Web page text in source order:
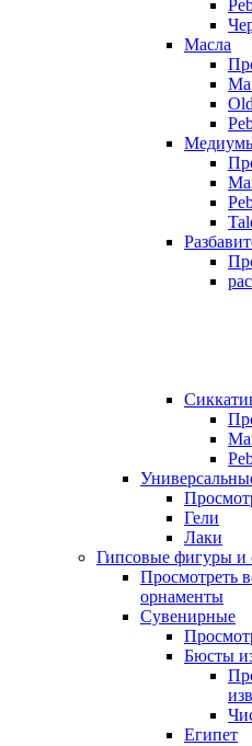
Масла
Гели
Лаки
Гипсовые фигуры и
Просмотреть
орнаменты
Сувенирные
Бюсты
Египет